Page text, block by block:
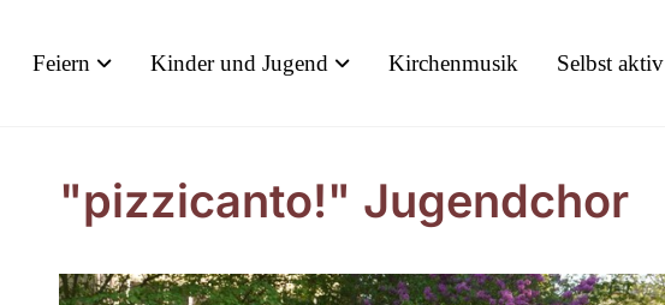
Feiern Kinder und Jugend Kirchenmusik Selbst aktiv
"pizzicanto!" Jugendchor